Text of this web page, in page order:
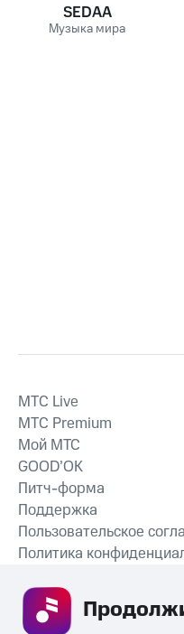
SEDAA
Музыка мира
MTС Live
MTС Premium
Мой МТС
GOOD’OK
Питч-форма
Поддержка
Пользовательское
Политика